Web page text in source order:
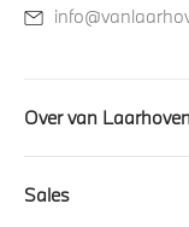
Over van
Sales